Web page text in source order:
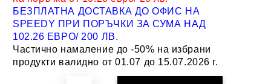
БЕЗПЛАТНА ДОСТАВКА ДО ОФИС НА
SPEEDY ПРИ ПОРЪЧКИ ЗА СУМА НАД
102.26 ЕВРО/ 200 ЛВ.
Частично намаление до -50% на избрани
продукти валидно от 01.07 до 15.07.2026 г.